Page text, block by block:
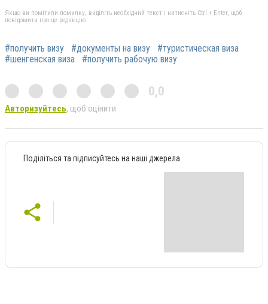
Якщо ви помітили помилку, виділіть необхідний текст і натисніть Ctrl + Enter, щоб
повідомити про це редакцію
#получить визу #документы на визу
#туристическая виза
#шенгенская виза
#получить рабочую визу
0,0
Авторизуйтесь, щоб оцінити
Поділіться та підписуйтесь на наші джерела